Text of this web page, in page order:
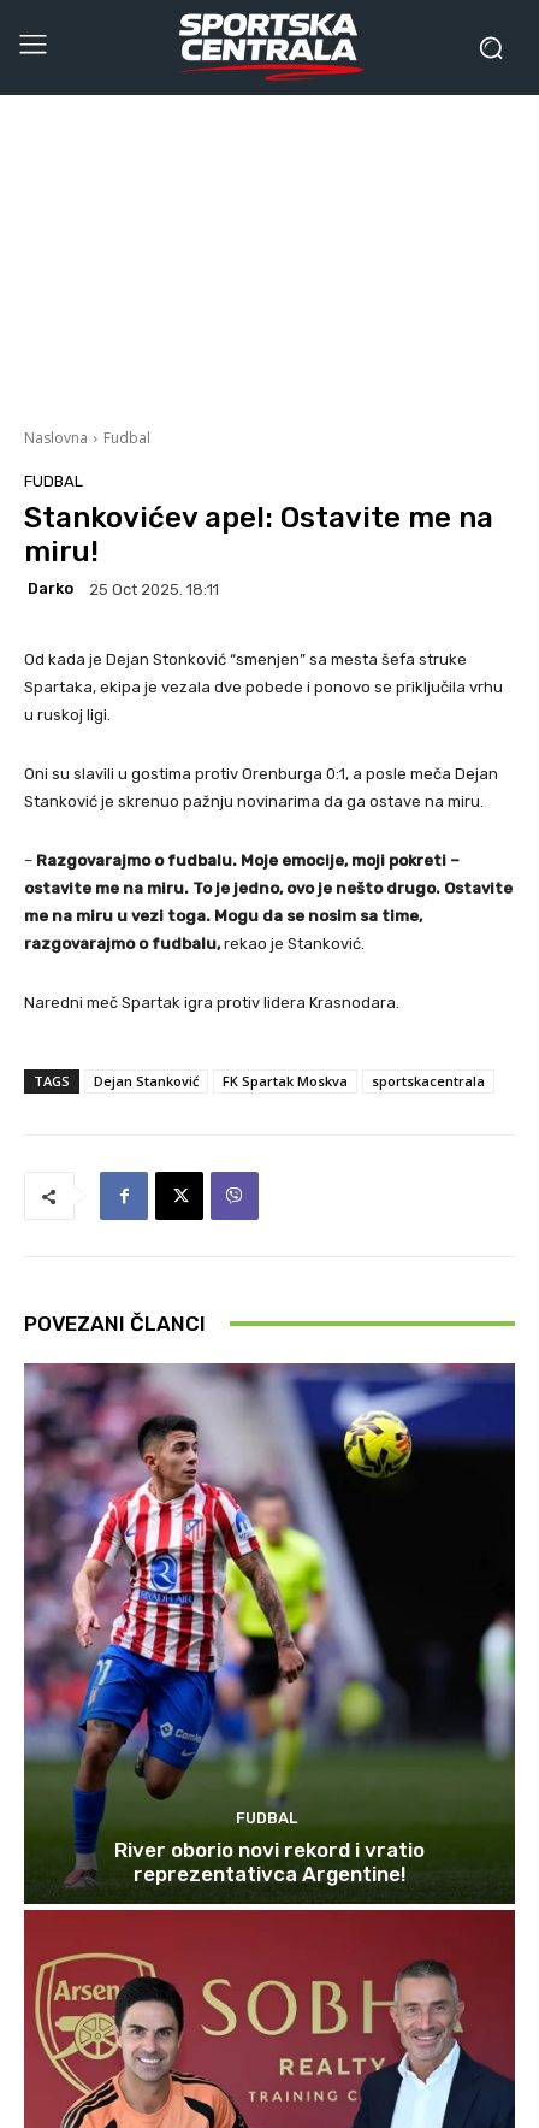
Naslovna Fudbal
FUDBAL
Stankovićev apel: Ostavite me na
miru!
Darko 25 Oct 2025. 18:11
Od kada je Dejan Stonković “smenjen” sa mesta šefa struke
Spartaka, ekipa je vezala dve pobede i ponovo se priključila vrhu
u ruskoj ligi.
Oni su slavili u gostima protiv Orenburga 0:1, a posle meča Dejan
Stanković je skrenuo pažnju novinarima da ga ostave na miru.
– Razgovarajmo o fudbalu. Moje emocije, moji pokreti –
ostavite me na miru. To je jedno, ovo je nešto drugo. Ostavite
me na miru u vezi toga. Mogu da se nosim sa time,
razgovarajmo o fudbalu,rekao je Stanković.
Naredni meč Spartak igra protiv lidera Krasnodara.
TAGS Dejan Stanković FK Spartak Moskva sportskacentrala
POVEZANI ČLANCI
FUDBAL
River oborio novi rekord i vratio
reprezentativca Argentine!